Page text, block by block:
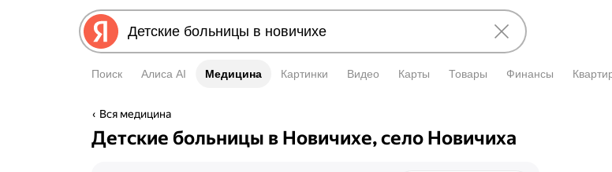
Поиск Алиса AI Медицина
Медицина Картинки Видео Карты Товары Финансы
Вся медицина
Детские больницы в Новичихе, село Новичиха